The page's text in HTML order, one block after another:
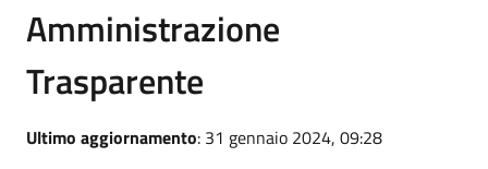
Amministrazione
Trasparente
Ultimo aggiornamento: 31 gennaio 2024, 09:28